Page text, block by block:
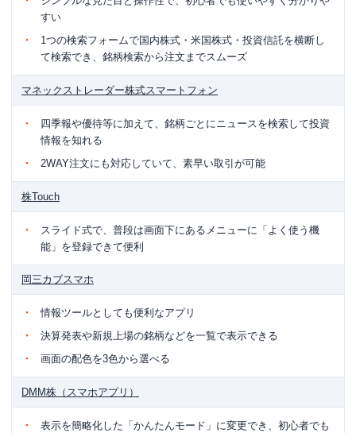
すい
1つの検索フォームで国内株式・米国株式・投資信託を横断し
て検索でき、銘柄検索から注文までスムーズ
マネックストレーダー株式スマートフォン
四季報や優待等に加えて、銘柄ごとにニュースを検索して投資
情報を知れる
2WAY注文にも対応していて、素早い取引が可能
株Touch
スライド式で、普段は画面下にあるメニューに「よく使う機
能」を登録できて便利
岡三カブスマホ
情報ツールとしても便利なアプリ
決算発表や新規上場の銘柄などを一覧で表示できる
画面の配色を3色から選べる
DMM株（スマホアプリ）
表示を簡略化した「かんたんモード」に変更でき、初心者でも